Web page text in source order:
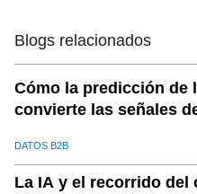
ajustar las estrategias
¿Por qué es importante?:
crecimiento
13.
Cómo funciona:
Blogs relacionados
Cómo la predicción de
convierte las señales
DATOS B2B
La IA y el recorrido del